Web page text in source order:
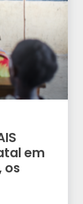
em
os